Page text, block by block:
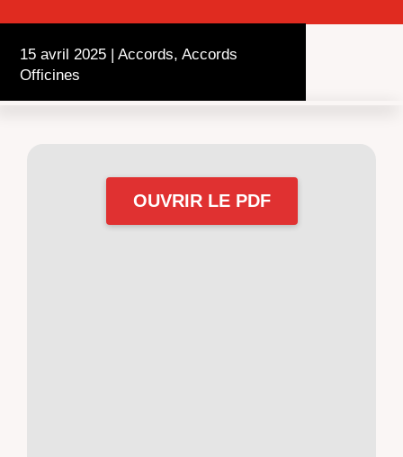
15 avril 2025 | Accords, Accords
Officines
OUVRIR LE PDF